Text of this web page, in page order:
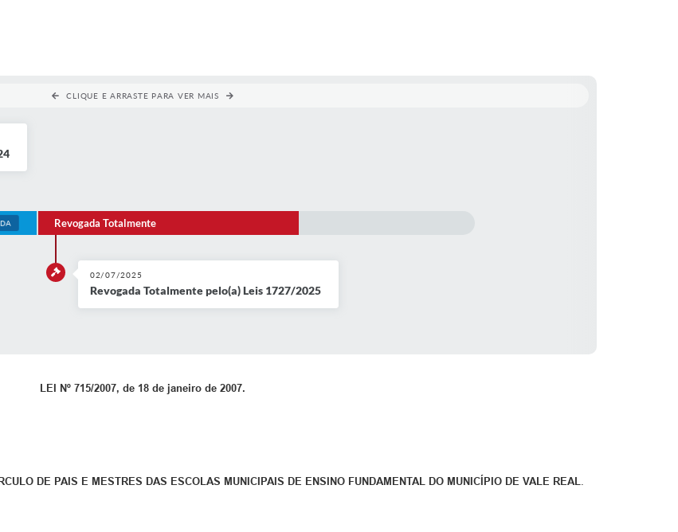
CLIQUE E ARRASTE PARA VER MAIS
Revogada Totalmente
02/07/2025
Revogada Totalmente pelo(a) Leis 1727/2025
LEI Nº 715/2007, de 18 de janeiro de 2007.
DE PAIS E MESTRES DAS ESCOLAS MUNICIPAIS DE ENSINO FUNDAMENTAL DO MUNICÍPIO DE VALE REAL.